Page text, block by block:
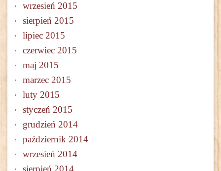
wrzesień 2015
sierpień 2015
lipiec 2015
czerwiec 2015
maj 2015
marzec 2015
luty 2015
styczeń 2015
grudzień 2014
październik 2014
wrzesień 2014
sierpień 2014